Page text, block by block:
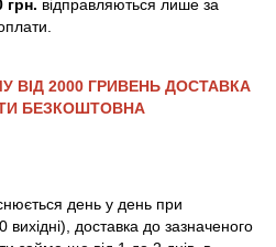
грн. відправляються лише за
ВІД 2000 ГРИВЕНЬ ДОСТАВКА
БЕЗКОШТОВНА
день у день при
доставка до зазначеного